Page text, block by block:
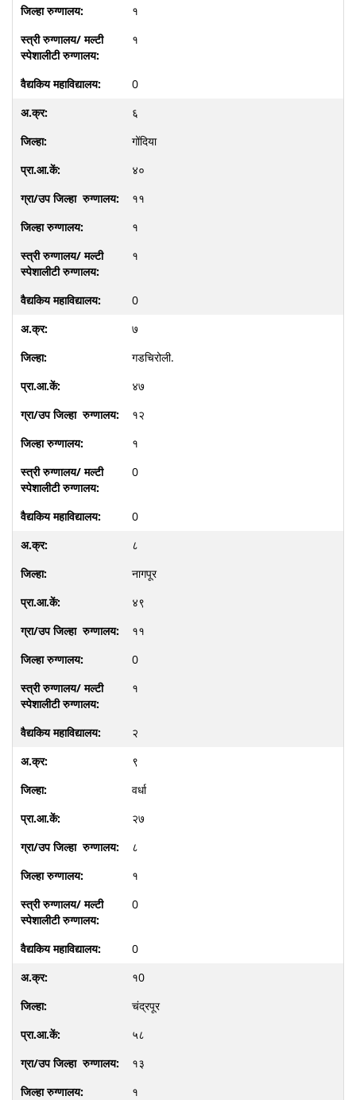
१
१
0
६
गोंदिया
४०
११
१
१
0
७
गडचिरोली.
४७
१२
१
0
0
८
नागपूर
४९
११
0
१
२
९
वर्धा
२७
८
१
0
0
१0
चंद्रपूर
५८
१३
१